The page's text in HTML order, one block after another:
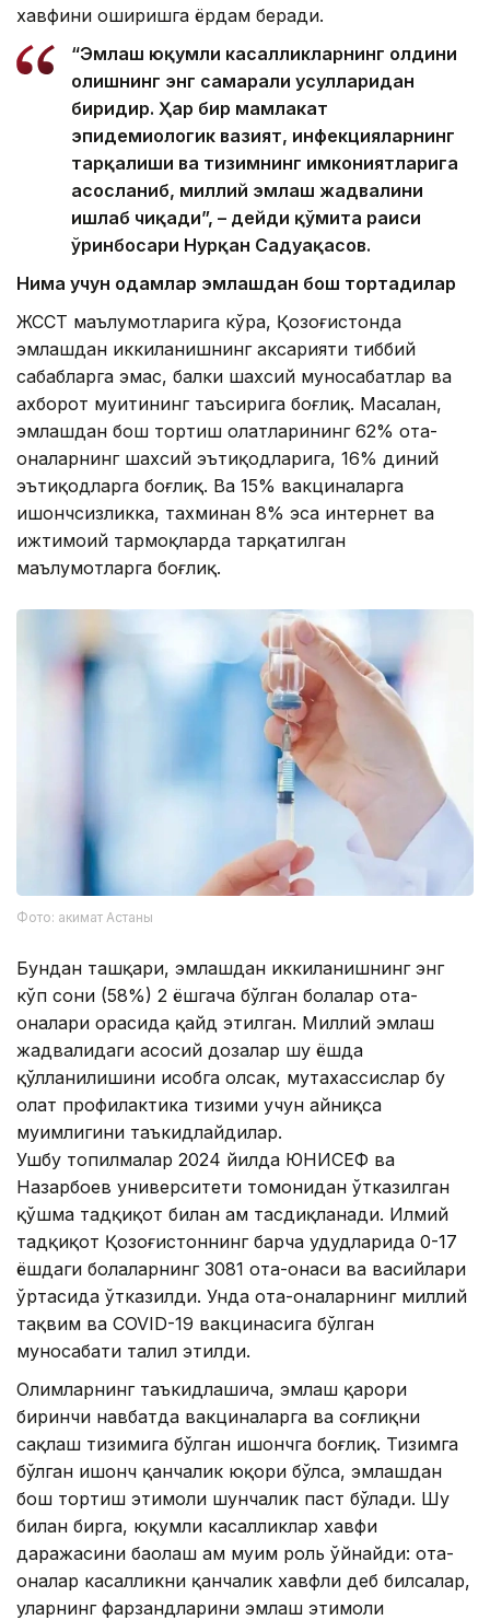
хавфини оширишга ёрдам беради.
“Эмлаш юқумли касалликларнинг олдини
олишнинг энг самарали усулларидан
биридир. Ҳар бир мамлакат
эпидемиологик вазият, инфекцияларнинг
тарқалиши ва тизимнинг имкониятларига
асосланиб, миллий эмлаш жадвалини
ишлаб чиқади”, – дейди қўмита раиси
ўринбосари Нурқан Садуақасов.
Нима учун одамлар эмлашдан бош тортадилар
ЖССТ маълумотларига кўра, Қозоғистонда
эмлашдан иккиланишнинг аксарияти тиббий
сабабларга эмас, балки шахсий муносабатлар ва
ахборот муҳитининг таъсирига боғлиқ. Масалан,
эмлашдан бош тортиш ҳолатларининг 62% ота-
оналарнинг шахсий эътиқодларига, 16% диний
эътиқодларга боғлиқ. Ва 15% вакциналарга
ишончсизликка, тахминан 8% эса интернет ва
ижтимоий тармоқларда тарқатилган
маълумотларга боғлиқ.
Фото: акимат Астаны
Бундан ташқари, эмлашдан иккиланишнинг энг
кўп сони (58%) 2 ёшгача бўлган болалар ота-
оналари орасида қайд этилган. Миллий эмлаш
жадвалидаги асосий дозалар шу ёшда
қўлланилишини ҳисобга олсак, мутахассислар бу
ҳолат профилактика тизими учун айниқса
муҳимлигини таъкидлайдилар.
Ушбу топилмалар 2024 йилда ЮНИCЕФ ва
Назарбоев университети томонидан ўтказилган
қўшма тадқиқот билан ҳам тасдиқланади. Илмий
тадқиқот Қозоғистоннинг барча ҳудудларида 0-17
ёшдаги болаларнинг 3081 ота-онаси ва васийлари
ўртасида ўтказилди. Унда ота-оналарнинг миллий
тақвим ва COVID-19 вакцинасига бўлган
муносабати таҳлил этилди.
Олимларнинг таъкидлашича, эмлаш қарори
биринчи навбатда вакциналарга ва соғлиқни
сақлаш тизимига бўлган ишончга боғлиқ. Тизимга
бўлган ишонч қанчалик юқори бўлса, эмлашдан
бош тортиш эҳтимоли шунчалик паст бўлади. Шу
билан бирга, юқумли касалликлар хавфи
даражасини баҳолаш ҳам муҳим роль ўйнайди: ота-
оналар касалликни қанчалик хавфли деб билсалар,
уларнинг фарзандларини эмлаш эҳтимоли